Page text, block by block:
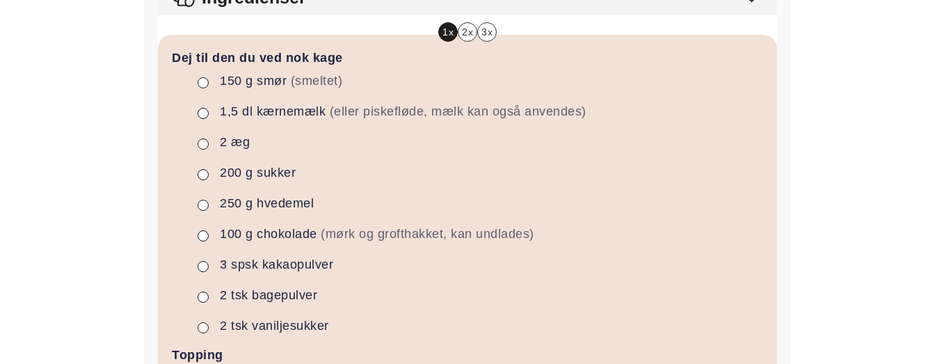
1x 2x 3x
Dej til den du ved nok kage
▢150 g smør (smeltet)
▢1,5 dl kærnemælk (eller piskefløde, mælk kan også anvendes)
▢
2 æg
▢
200 g sukker
▢
250 g hvedemel
▢100 g chokolade (mørk og grofthakket, kan undlades)
▢
3 spsk kakaopulver
▢
2 tsk bagepulver
▢
2 tsk vaniljesukker
Topping